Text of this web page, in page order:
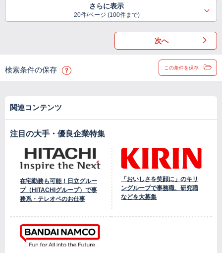
さらに表示
20件/ページ (100件まで)
次へ
検索条件の保存 この条件を保存
関連コンテンツ
注目の大手・優良企業特集
在宅勤務も可能！日立グルー
プ（HITACHIグループ）で事
務系・テレオペのお仕事
「おいしさを笑顔に」のキリ
ングループで事務職、研究職
などを大募集